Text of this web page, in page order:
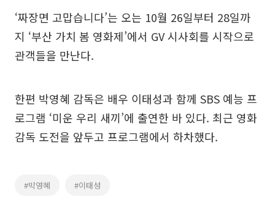
‘짜장면 고맙습니다’는 오는 10월 26일부터 28일까
지 ‘부산 가치 봄 영화제’에서 GV 시사회를 시작으로
관객들을 만난다.
한편 박영혜 감독은 배우 이태성과 함께 SBS 예능 프
로그램 ‘미운 우리 새끼’에 출연한 바 있다. 최근 영화
감독 도전을 앞두고 프로그램에서 하차했다.
#박영혜 #이태성